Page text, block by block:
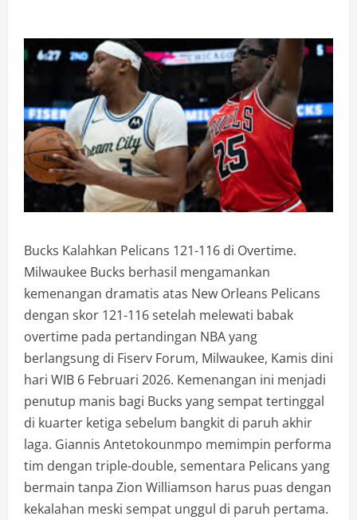
Bucks Kalahkan Pelicans 121-116 di Overtime.
Milwaukee Bucks berhasil mengamankan
kemenangan dramatis atas New Orleans Pelicans
dengan skor 121-116 setelah melewati babak
overtime pada pertandingan NBA yang
berlangsung di Fiserv Forum, Milwaukee, Kamis dini
hari WIB 6 Februari 2026. Kemenangan ini menjadi
penutup manis bagi Bucks yang sempat tertinggal
di kuarter ketiga sebelum bangkit di paruh akhir
laga. Giannis Antetokounmpo memimpin performa
tim dengan triple-double, sementara Pelicans yang
bermain tanpa Zion Williamson harus puas dengan
kekalahan meski sempat unggul di paruh pertama.